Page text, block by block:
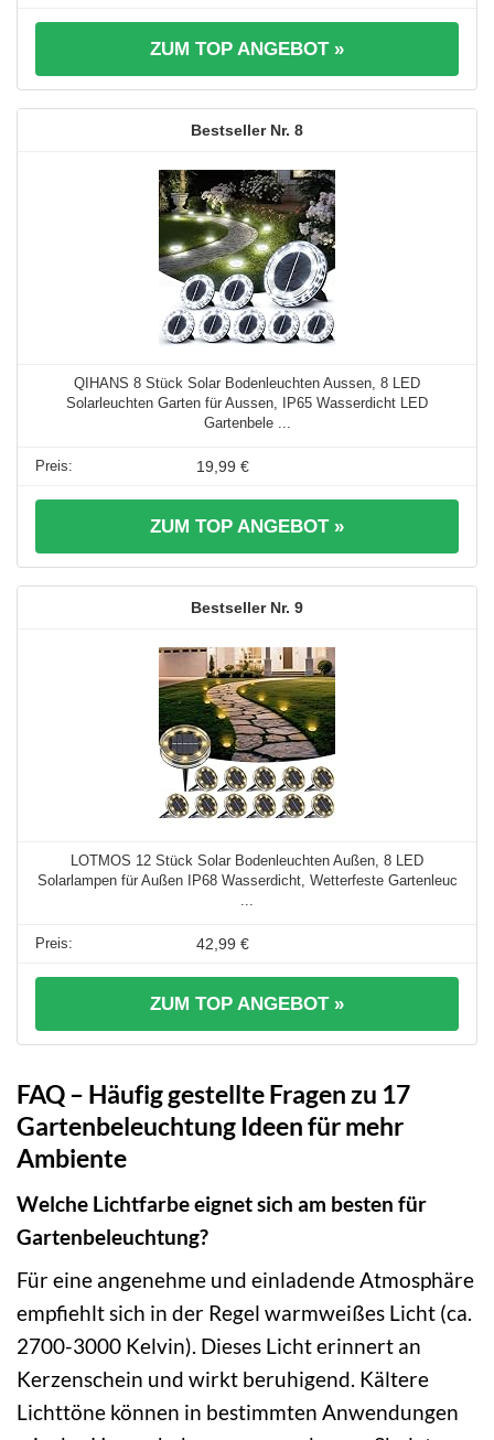
ZUM TOP ANGEBOT »
8
QIHANS 8 Stück Solar Bodenleuchten Aussen, 8 LED
Solarleuchten Garten für Aussen, IP65 Wasserdicht LED
Gartenbele ...
19,99 €
ZUM TOP ANGEBOT »
9
LOTMOS 12 Stück Solar Bodenleuchten Außen, 8 LED
Solarlampen für Außen IP68 Wasserdicht, Wetterfeste Gartenleuc
...
42,99 €
ZUM TOP ANGEBOT »
FAQ – Häufig gestellte Fragen zu 17
Gartenbeleuchtung Ideen für mehr
Ambiente
Welche Lichtfarbe eignet sich am besten für
Gartenbeleuchtung?
Für eine angenehme und einladende Atmosphäre
empfiehlt sich in der Regel warmweißes Licht (ca.
2700-3000 Kelvin). Dieses Licht erinnert an
Kerzenschein und wirkt beruhigend. Kältere
Lichttöne können in bestimmten Anwendungen